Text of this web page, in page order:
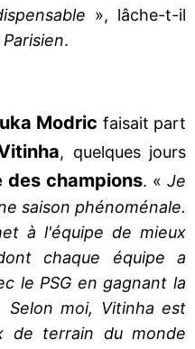
», lâche-t-il
Parisien.
Modric faisait part
, quelques jours
des champions. « Je
saison phénoménale.
à l'équipe de mieux
chaque équipe a
le PSG en gagnant la
Selon moi, Vitinha est
de terrain du monde